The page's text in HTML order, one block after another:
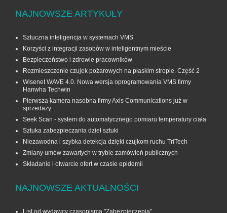
NAJNOWSZE ARTYKUŁY
Sztuczna inteligencja w systemach VMS
Korzyści z integracji zasobów w inteligentnym mieście
Bezpieczeństwo i zdrowie pracowników
Rozmieszczenie czujek pożarowych na płaskim stropie. Część 2
Wisenet WAVE 4.0. Nowa wersja oprogramowania VMS firmy
Hanwha Techwin
Pierwsza kamera nasobna firmy Axis Communications już w
sprzedaży
Seek Scan - system do automatycznego pomiaru temperatury ciała
Sztuka zabezpieczania dzieł sztuki
Niezawodna i szybka detekcja dzięki czujkom ruchu TriTech
Zmiany umów zawartych w trybie zamówień publicznych
Składanie i otwarcie ofert w czasie epidemii
NAJNOWSZE AKTUALNOŚCI